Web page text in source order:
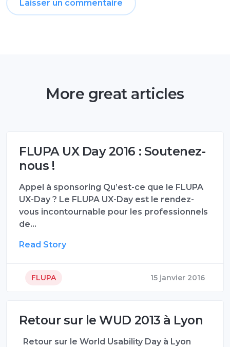
More great articles
FLUPA UX Day 2016 : Soutenez-
nous !
Appel à sponsoring Qu’est-ce que le FLUPA
UX-Day ? Le FLUPA UX-Day est le rendez-
vous incontournable pour les professionnels
de…
Read Story
FLUPA 15 janvier 2016
Retour sur le WUD 2013 à Lyon
Retour sur le World Usability Day à Lyon